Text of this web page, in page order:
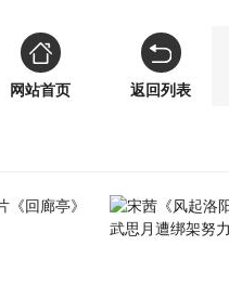
网站首页 返回列表